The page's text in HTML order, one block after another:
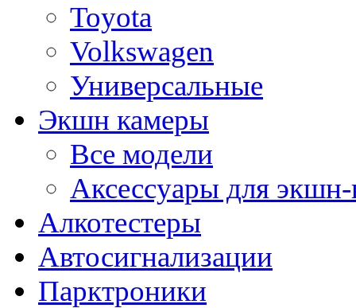
Toyota
Volkswagen
Универсальные
Экшн камеры
Все модели
Аксессуары для
Алкотестеры
Автосигнализации
Парктроники